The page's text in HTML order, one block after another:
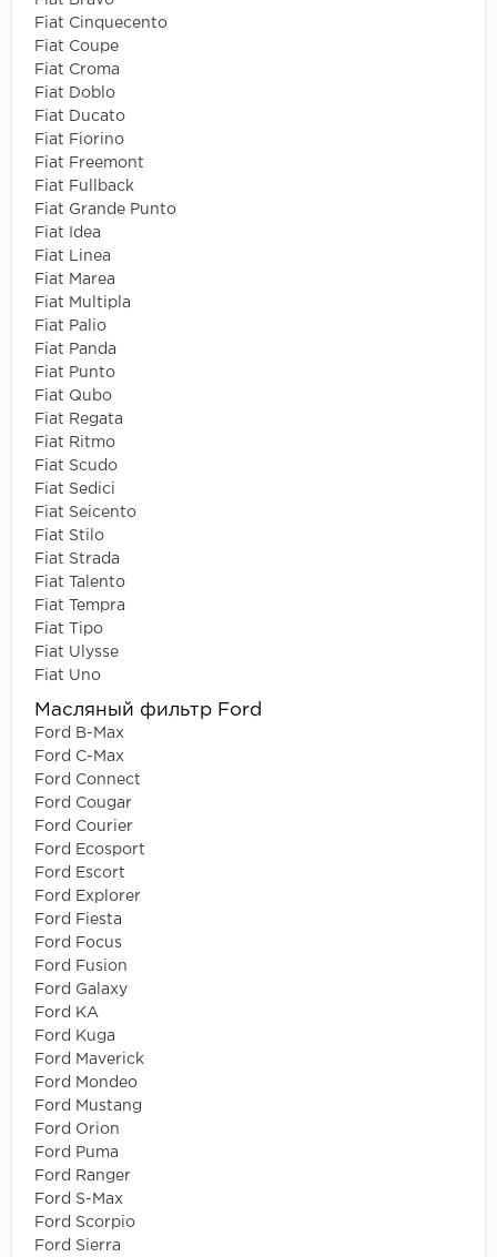
Fiat Cinquecento
Fiat Coupe
Fiat Croma
Fiat Doblo
Fiat Ducato
Fiat Fiorino
Fiat Freemont
Fiat Fullback
Fiat Grande Punto
Fiat Idea
Fiat Linea
Fiat Marea
Fiat Multipla
Fiat Palio
Fiat Panda
Fiat Punto
Fiat Qubo
Fiat Regata
Fiat Ritmo
Fiat Scudo
Fiat Sedici
Fiat Seicento
Fiat Stilo
Fiat Strada
Fiat Talento
Fiat Tempra
Fiat Tipo
Fiat Ulysse
Fiat Uno
Масляный фильтр Ford
Ford B-Max
Ford C-Max
Ford Connect
Ford Cougar
Ford Courier
Ford Ecosport
Ford Escort
Ford Explorer
Ford Fiesta
Ford Focus
Ford Fusion
Ford Galaxy
Ford KA
Ford Kuga
Ford Maverick
Ford Mondeo
Ford Mustang
Ford Orion
Ford Puma
Ford Ranger
Ford S-Max
Ford Scorpio
Ford Sierra